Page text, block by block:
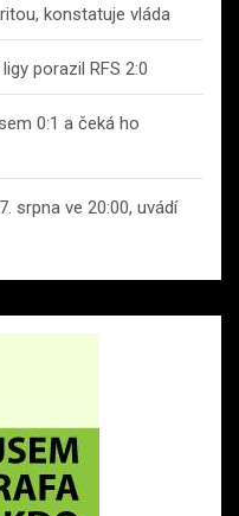
konstatuje vláda
porazil RFS 2:0
0:1 a čeká ho
srpna ve 20:00, uvádí